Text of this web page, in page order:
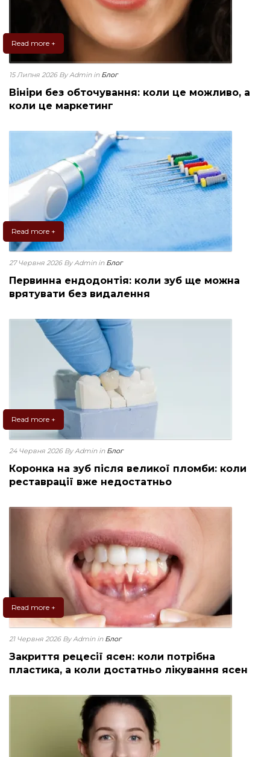
Read more +
15 Липня 2026 By Admin in Блог
Вініри без обточування: коли це можливо, а
коли це маркетинг
Read more +
27 Червня 2026 By Admin in Блог
Первинна ендодонтія: коли зуб ще можна
врятувати без видалення
Read more +
24 Червня 2026 By Admin in Блог
Коронка на зуб після великої пломби: коли
реставрації вже недостатньо
Read more +
21 Червня 2026 By Admin in Блог
Закриття рецесії ясен: коли потрібна
пластика, а коли достатньо лікування ясен